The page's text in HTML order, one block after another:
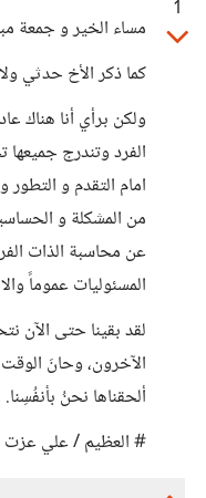
1
مساء الخير و جمعة
كما ذكر الأخ حدثي
ولكن برأي أنا هناك
الفرد وتندرج
امام التقدم و
من المشكلة و
المسئوليات عموماً
لقد بقينا حتى الآن
الآخرون، وحانَ
ألحقناها نحنُ
# العظيم / علي عزت